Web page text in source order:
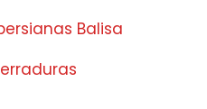
Balisa